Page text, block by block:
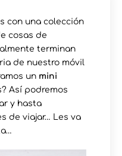
con una colección
cosas de
terminan
de nuestro móvil
un mini
Así podremos
y hasta
de viajar… Les va